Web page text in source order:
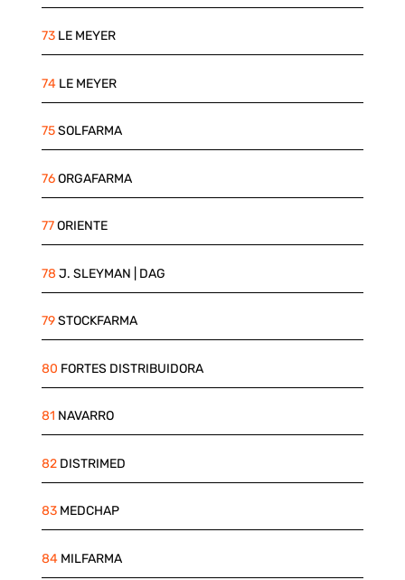
73LE MEYER
74LE MEYER
75SOLFARMA
76ORGAFARMA
77ORIENTE
78 J. SLEYMAN | DAG
79STOCKFARMA
80 FORTES DISTRIBUIDORA
81 NAVARRO
82DISTRIMED
83MEDCHAP
84MILFARMA